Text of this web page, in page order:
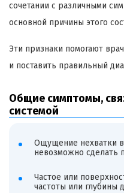
сочетании с различными
основной причины этого
Эти признаки помогают
и поставить правильный
Общие симптомы,
системой
Ощущение нехватки
невозможно сделать
Частое или
частоты или глубины